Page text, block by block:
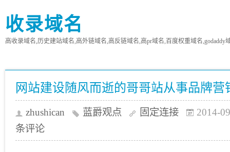
收录域名
高收录域名,历史建站域名,高外链域名,高反链域名,高pr域名,百度权重域名,godaddy
网站建设随风而逝的哥哥站从事品牌营
zhushican 蓝爵观点 固定连接
2014-
条评论